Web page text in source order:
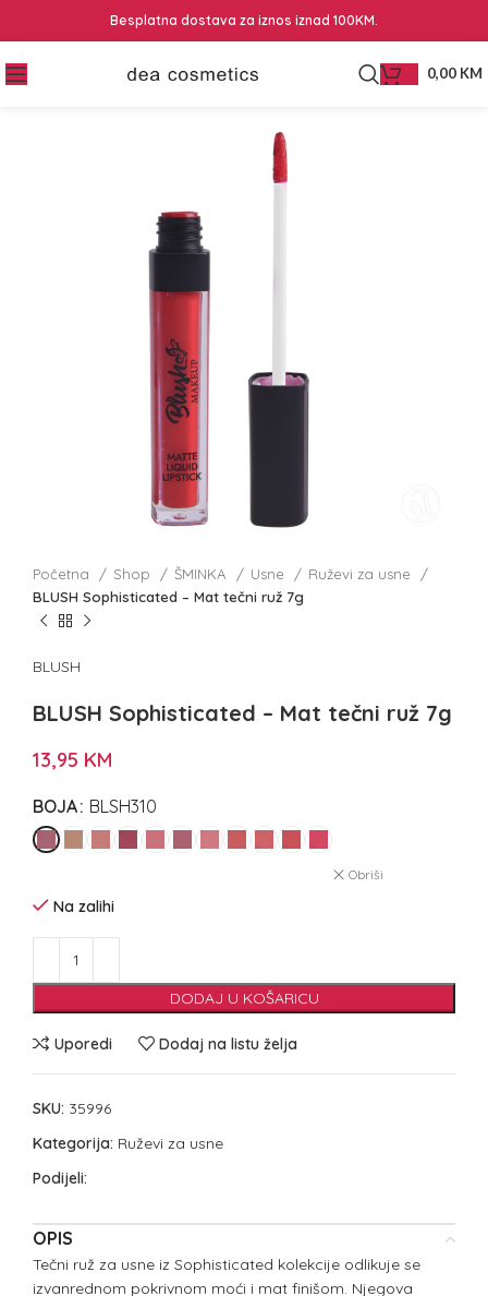
Besplatna dostava za iznos iznad 100KM.
0,00 KM
Početna Shop ŠMINKA Usne
Ruževi za usne
BLUSH Sophisticated – Mat tečni ruž 7g
BLUSH
BLUSH Sophisticated – Mat tečni ruž 7g
13,95 KM
BOJA BLSH310
Obriši
Na zalihi
DODAJ U KOŠARICU
Uporedi Dodaj na listu želja
SKU: 35996
Kategorija: Ruževi za usne
Podijeli:
OPIS
Tečni ruž za usne iz Sophisticated kolekcije odlikuje se
izvanrednom pokrivnom moći i mat finišom. Njegova